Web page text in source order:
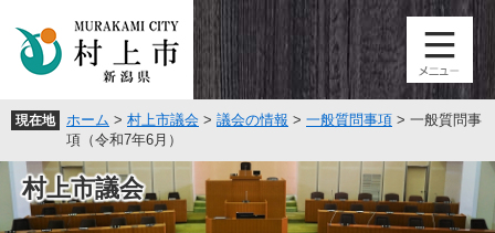
頭
す
。
飛
し
て
本
現在地 ホーム > 村上市議会 > 議会の情報 > 一般質問事項 > 一般質問事
項（令和7年6月）
村上市議会